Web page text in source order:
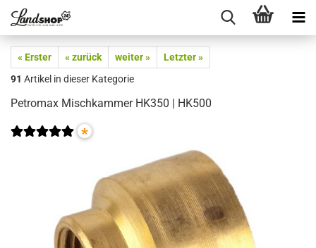
« Erster « zurück weiter »
Letzter »
91 Artikel in dieser Kategorie
Petromax Mischkammer HK350 | HK500
*